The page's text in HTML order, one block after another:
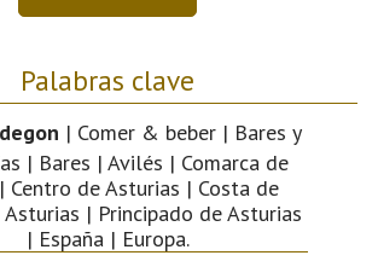
Palabras clave
| Comer & beber | Bares y
| Bares | Avilés | Comarca de
Centro de Asturias | Costa de
| Principado de Asturias
| España | Europa.